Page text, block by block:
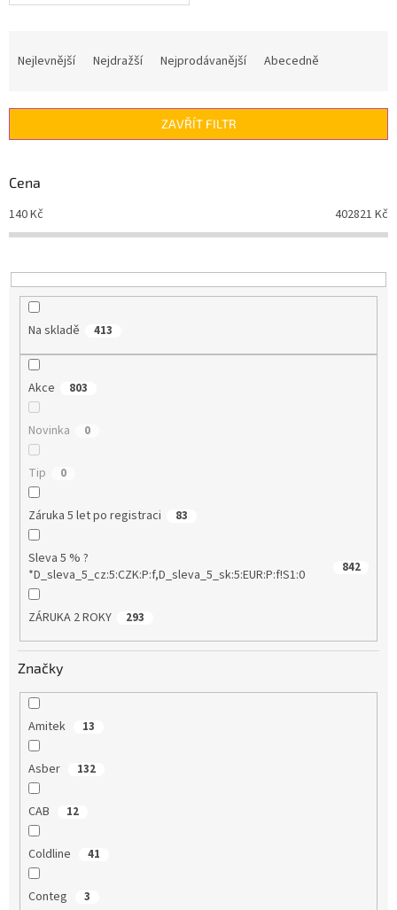
í
r
o
d
u
t
ů
Nejlevnější Nejdražší Nejprodávanější Abecedně
ZAVŘÍT FILTR
Cena
140Kč 402821 Kč
Na skladě 413
Akce 803
Novinka 0
Tip 0
Záruka 5 let po registraci 83
Sleva 5 % ?
*D_sleva_5_cz:5:CZK:P:f,D_sleva_5_sk:5:EUR:P:f!S1:0
842
ZÁRUKA 2 ROKY 293
Značky
Amitek 13
Asber 132
CAB 12
Coldline 41
Conteg 3